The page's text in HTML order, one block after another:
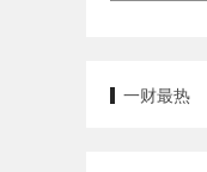
一财最热